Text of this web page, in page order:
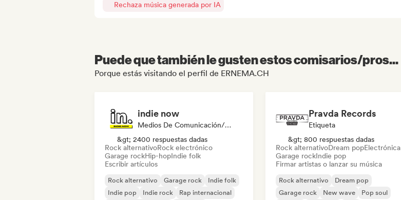
Rechaza música generada por IA
Puede que también le gusten estos comisarios/pros...
Porque estás visitando el perfil de ERNEMA.CH
indie now
Medios De Comunicación/Periodista
&gt; 2400 respuestas dadas
Rock alternativoRock electrónico
Garage rockHip-hopIndie folk
Escribir artículos
Rock alternativo Garage rock
Indie folk
Indie pop
Indie rock
Rap internacional
Pravda Records
Etiqueta
&gt; 800 respuestas dadas
Rock alternativoDream popElectrónica
Garage rockIndie pop
Firmar artistas o lanzar su música
Rock alternativo
Dream pop
Garage rock
New wave
Pop soul